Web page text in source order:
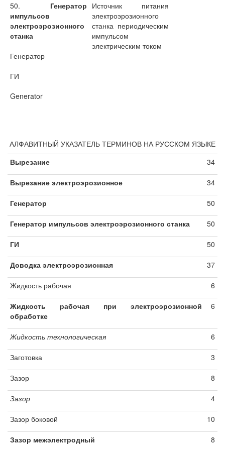
50. Генератор
импульсов
электроэрозионного
станка
Генератор
ГИ
Generator
Источник питания
электроэрозионного
станка периодическим
импульсом
электрическим током
АЛФАВИТНЫЙ УКАЗАТЕЛЬ ТЕРМИНОВ НА РУССКОМ ЯЗЫКЕ
Вырезание
34
Вырезание электроэрозионное 34
Генератор 50
Генератор импульсов электроэрозионного станка 50
ГИ 50
Доводка электроэрозионная 37
Жидкость рабочая 6
Жидкость рабочая при электроэрозионной
обработке
6
Жидкость технологическая 6
Заготовка 3
Зазор 8
Зазор 4
Зазор боковой 10
Зазор межэлектродный 8